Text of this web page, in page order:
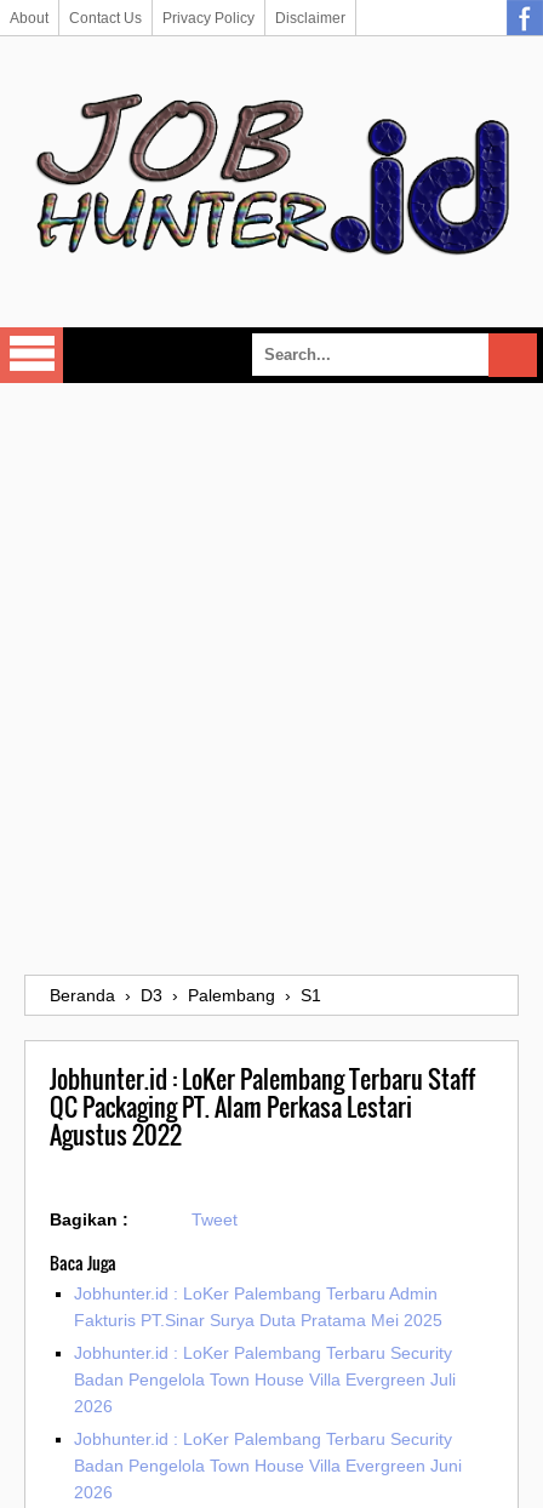
About Contact Us Privacy Policy Disclaimer
Beranda › D3 › Palembang › S1
Jobhunter.id : LoKer Palembang Terbaru Staff
QC Packaging PT. Alam Perkasa Lestari
Agustus 2022
Bagikan : Tweet
Baca Juga
Jobhunter.id : LoKer Palembang Terbaru Admin
Fakturis PT.Sinar Surya Duta Pratama Mei 2025
Jobhunter.id : LoKer Palembang Terbaru Security
Badan Pengelola Town House Villa Evergreen Juli
2026
Jobhunter.id : LoKer Palembang Terbaru Security
Badan Pengelola Town House Villa Evergreen Juni
2026